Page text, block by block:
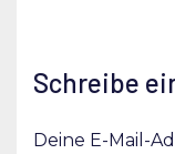
Schreibe
Deine E-Mail-